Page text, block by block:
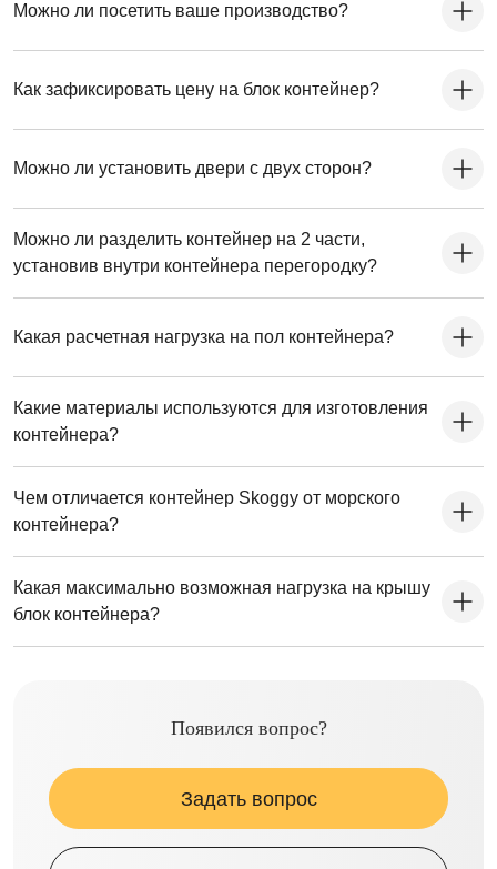
Можно ли посетить ваше производство?
Как зафиксировать цену на блок контейнер?
Можно ли установить двери с двух сторон?
Можно ли разделить контейнер на 2 части,
установив внутри контейнера перегородку?
Какая расчетная нагрузка на пол контейнера?
Какие материалы используются для изготовления
контейнера?
Чем отличается контейнер Skoggy от морского
контейнера?
Какая максимально возможная нагрузка на крышу
блок контейнера?
Появился вопрос?
Задать вопрос